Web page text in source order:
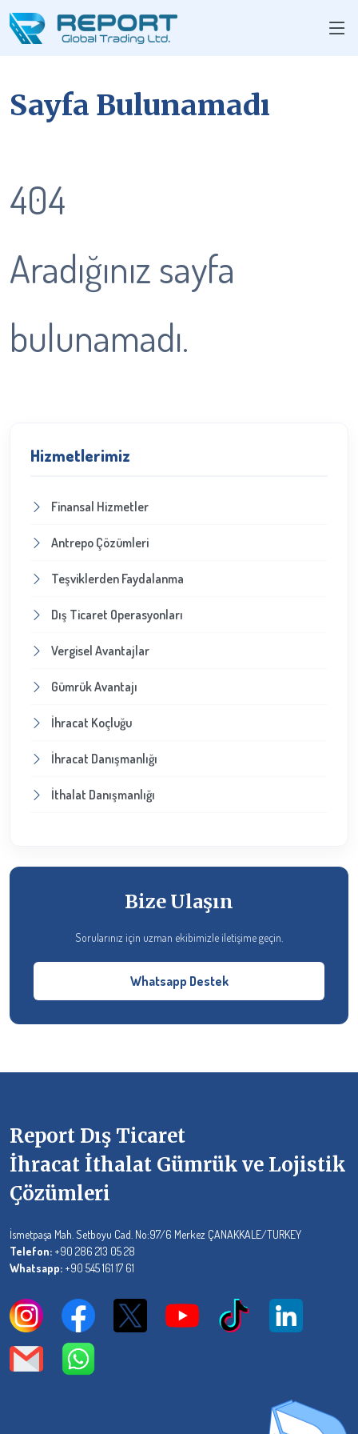
Sayfa Bulunamadı
404
Aradığınız sayfa
bulunamadı.
Hizmetlerimiz
Finansal Hizmetler
Antrepo Çözümleri
Teşviklerden Faydalanma
Dış Ticaret Operasyonları
Vergisel Avantajlar
Gümrük Avantajı
İhracat Koçluğu
İhracat Danışmanlığı
İthalat Danışmanlığı
Bize Ulaşın
Sorularınız için uzman ekibimizle iletişime geçin.
Whatsapp Destek
Report Dış Ticaret
İhracat İthalat Gümrük ve Lojistik
Çözümleri
İsmetpaşa Mah. Setboyu Cad. No:97/6 Merkez ÇANAKKALE/TURKEY
Telefon: +90 286 213 05 28
Whatsapp: +90 545 161 17 61